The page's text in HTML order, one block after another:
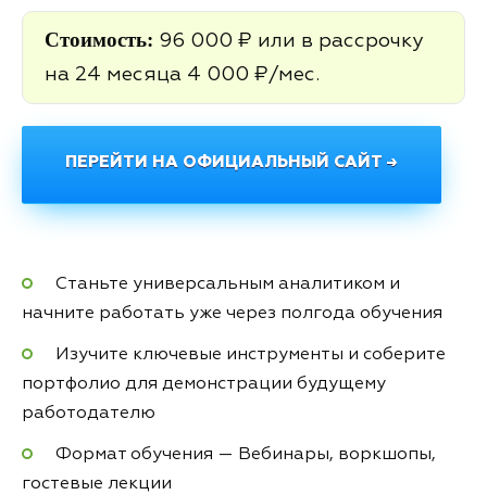
Стоимость: 96 000 ₽ или в рассрочку
на 24 месяца 4 000 ₽/мес.
ПЕРЕЙТИ НА ОФИЦИАЛЬНЫЙ САЙТ →
Станьте универсальным аналитиком и
начните работать уже через полгода обучения
Изучите ключевые инструменты и соберите
портфолио для демонстрации будущему
работодателю
Формат обучения — Вебинары, воркшопы,
гостевые лекции